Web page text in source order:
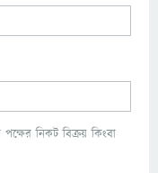
নিকট বিক্রয় কিংবা